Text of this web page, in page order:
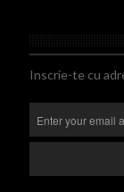
Inscrie-te cu